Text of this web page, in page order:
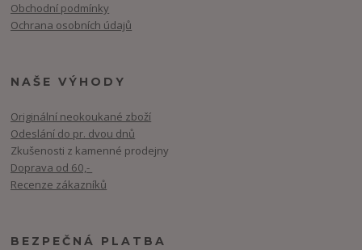
Obchodní podmínky
Ochrana osobních údajů
NAŠE VÝHODY
Originální neokoukané zboží
Odeslání do pr. dvou dnů
Zkušenosti z kamenné prodejny
Doprava od 60,-
Recenze zákazníků
BEZPEČNÁ PLATBA